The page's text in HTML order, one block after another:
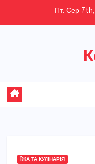
Пт. Сер
ЇЖА ТА КУЛІНАРІЯ